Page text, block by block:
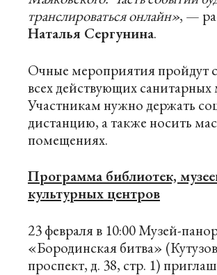
транслироваться онлайн», —
Наталья Сергунина.
Очные мероприятия пройдут
всех действующих санитарных
Участникам нужно держать
дистанцию, а также носить
помещениях.
Программа библиотек,
культурных центров
23 февраля в 10:00 Музей-
«Бородинская битва»
проспект, д. 38, стр. 1)